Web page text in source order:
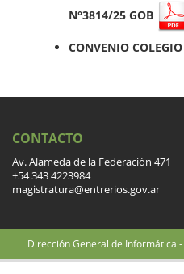
N°3814/25 GOB
CONVENIO
CONTACTO
Av. Alameda de la Federación 471
+54 343 4223984
magistratura@entrerios.gov.ar
Dirección General de Informática -